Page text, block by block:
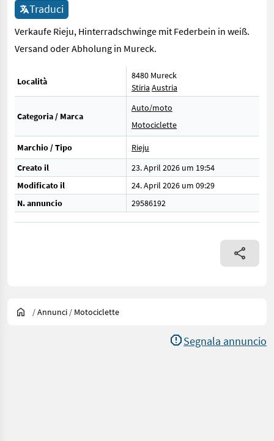
Traduci
Verkaufe Rieju, Hinterradschwinge mit Federbein in weiß.
Versand oder Abholung in Mureck.
Località
8480 Mureck
Stiria Austria
Categoria / Marca
Auto/moto
Motociclette
Marchio / Tipo
Rieju
Creato il
23. April 2026 um 19:54
Modificato il
24. April 2026 um 09:29
N. annuncio
29586192
/Annunci / Motociclette
Segnala annuncio